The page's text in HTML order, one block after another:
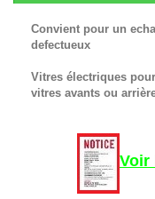
Convient pour un
defectueux
Vitres électriques
vitres avants ou
Voir